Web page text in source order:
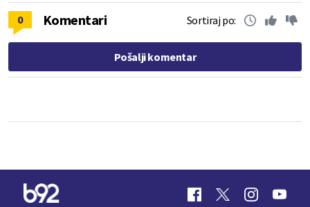
0 Komentari Sortiraj po:
Pošalji komentar